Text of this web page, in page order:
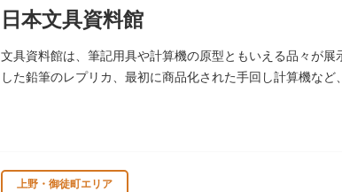
一方「西園」は、蓮の名所としても知られる風光明媚な「
イや“動かない鳥”として話題のハシビロコウなどユニークな
子ども動物園「すてっぷ」では、小動物を間近で観察する
います。
日本文具資料館
文具資料館は、筆記用具や計算機の原型ともいえる品々が
した鉛筆のレプリカ、最初に商品化された手回し計算機など
上野・御徒町エリア